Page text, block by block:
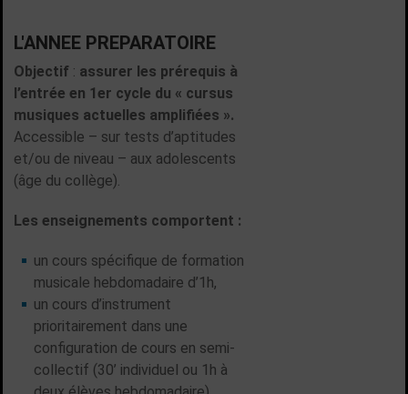
L'ANNEE PREPARATOIRE
Objectif : assurer les prérequis à
l’entrée en 1er cycle du « cursus
musiques actuelles amplifiées ».
Accessible – sur tests d’aptitudes
et/ou de niveau – aux adolescents
(âge du collège).
Les enseignements comportent :
un cours spécifique de formation
musicale hebdomadaire d’1h,
un cours d’instrument
prioritairement dans une
configuration de cours en semi-
collectif (30’ individuel ou 1h à